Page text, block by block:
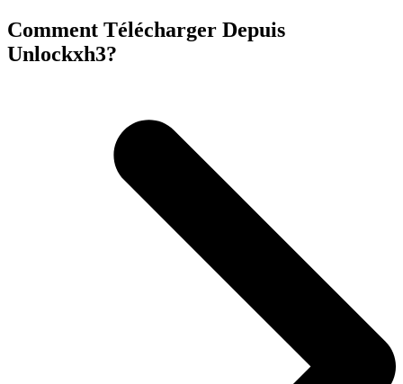
Comment Télécharger Depuis
Unlockxh3?